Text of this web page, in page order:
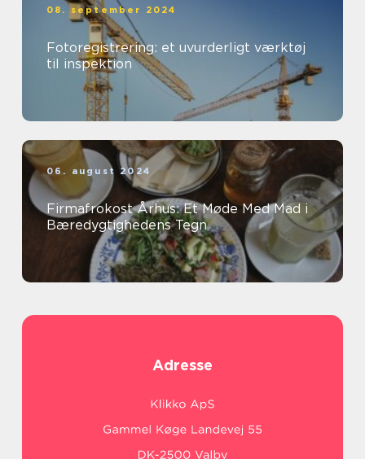
08. september 2024
Fotoregistrering: et uvurderligt værktøj
til inspektion
06. august 2024
Firmafrokost Århus: Et Møde Med Mad i
Bæredygtighedens Tegn
Adresse